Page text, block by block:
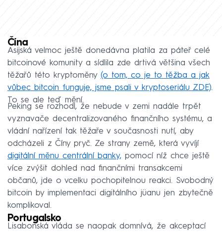
Čína
Asijská velmoc ještě donedávna platila za páteř celé
bitcoinové komunity a sídlila zde drtivá většina všech
těžařů této kryptoměny (o tom, co je to těžba a jak
vůbec bitcoin funguje, jsme psali v kryptoseriálu ZDE).
To se ale teď mění.
Peking se rozhodl, že nebude v zemi nadále trpět
vyznavače decentralizovaného finančního systému, a
vládní nařízení tak těžaře v současnosti nutí, aby
odcházeli z Číny pryč. Ze strany země, která vyvíjí
digitální měnu centrální banky, pomocí níž chce ještě
více zvýšit dohled nad finančními transakcemi
občanů, jde o vcelku pochopitelnou reakci. Svobodný
bitcoin by implementaci digitálního jüanu jen zbytečně
komplikoval.
Portugalsko
Lisabonská vláda se naopak domnívá, že akceptací